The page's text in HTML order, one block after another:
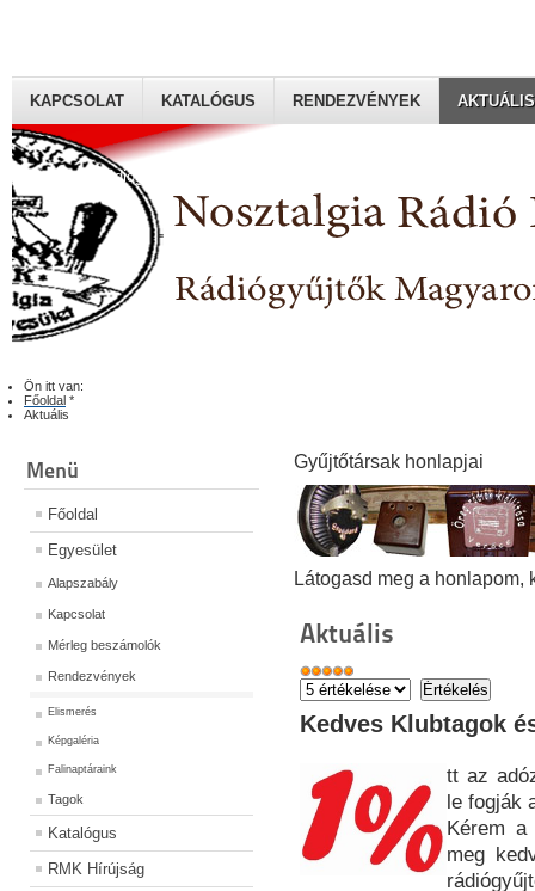
Rádiógyűjtők Magyaroszági Klubja
KAPCSOLAT KATALÓGUS RENDEZVÉNYEK AKTUÁLIS
Ön itt van:
Főoldal *
Aktuális
Menü
Főoldal
Egyesület
Alapszabály
Kapcsolat
Mérleg beszámolók
Rendezvények
Elismerés
Képgaléria
Falinaptáraink
Tagok
Katalógus
RMK Hírújság
Gyűjtőtársak honlapjai
Látogasd meg a honlapom,
Aktuális
Kedves Klubtagok
tt az
le fogják
Kérem
meg